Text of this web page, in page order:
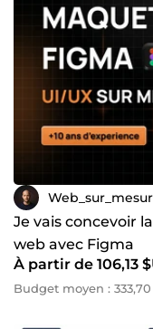
Je vais concevoir
web avec Figma
À partir de 106,13
Budget moyen : 333,70